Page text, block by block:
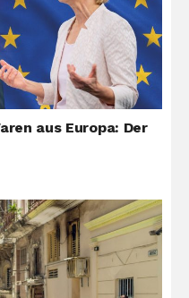
aus Europa: Der